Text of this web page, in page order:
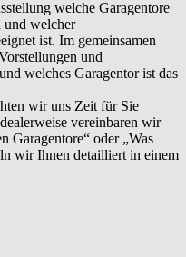
welche Garagentore
und welcher
ist. Im gemeinsamen
und
welches Garagentor ist das
wir uns Zeit für Sie
vereinbaren wir
Garagentore“ oder „Was
wir Ihnen detailliert in einem